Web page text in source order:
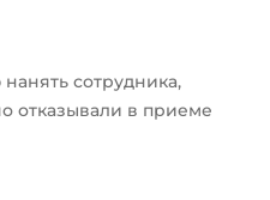
сотрудника,
отказывали в приеме